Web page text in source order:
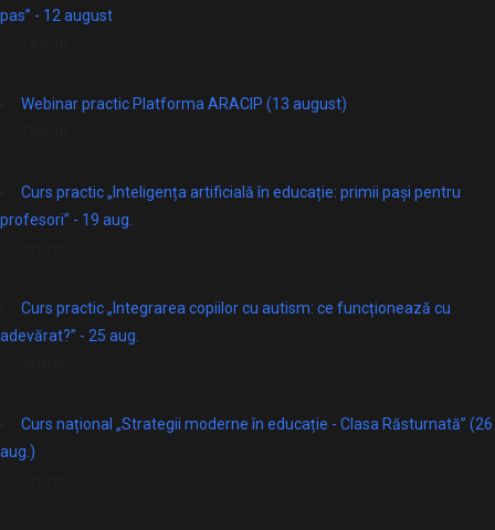
pas” - 12 august
Webinar practic Platforma ARACIP (13 august)
Curs practic „Inteligența artificială în educație: primii pași pentru
profesori” - 19 aug.
Curs practic „Integrarea copiilor cu autism: ce funcționează cu
adevărat?” - 25 aug.
Curs național „Strategii moderne în educație - Clasa Răsturnată” (26
aug.)